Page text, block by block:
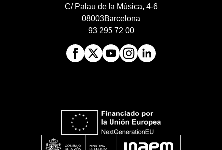
C/ Palau de la Música, 4-6
08003Barcelona
93 295 72 00